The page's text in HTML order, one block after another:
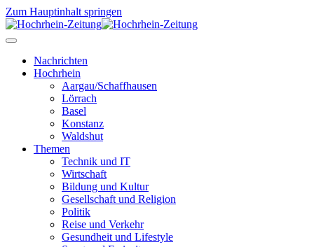
Zum Hauptinhalt springen
Nachrichten
Hochrhein
Aargau/Schaffhausen
Lörrach
Basel
Konstanz
Waldshut
Themen
Technik und IT
Wirtschaft
Bildung und Kultur
Gesellschaft und Religion
Politik
Reise und Verkehr
Gesundheit und Lifestyle